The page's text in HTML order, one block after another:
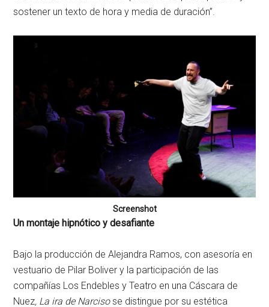
sostener un texto de hora y media de duración”.
Screenshot
Un montaje hipnótico y desafiante
Bajo la producción de Alejandra Ramos, con asesoría en
vestuario de Pilar Boliver y la participación de las
compañías Los Endebles y Teatro en una Cáscara de
Nuez, La ira de Narcisose distingue por su estética